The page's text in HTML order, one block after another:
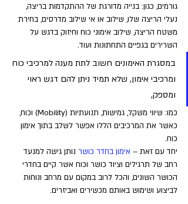
גורמים, כגון: בנייה מדורגת של ההתקדמות בריצה,
נעלי הריצה שלו, שילוב או אי שילוב מדרסים, בחירת
משטח הריצה, שילוב אימוני כוח וחיזוק בדגש על
השרירים בגפיים התחתונות ועוד.
במסגרת האימונים חשוב לתת מענה למרכיבי כוח
ומרכיבי אימון, שלא תמיד ניתן להם דגש ראוי
ומספק,
כמו: שיווי משקל, גמישות, תנועתיות (Mobility) וכוח,
כאשר את המרכיבים הללו אפשר לשלב בתוך אימון
כוח.
יחד עם זאת – אימון בחדר כושר נותן גישה למנעד
רחב של תרגילים וציוד כושר וכוח אשר קיים בחדרי
הכושר השונים, והכל לרוב במקום עם מרחב ונוחות
לביצוע ושימוש באותם מכשירים ואביזרים.